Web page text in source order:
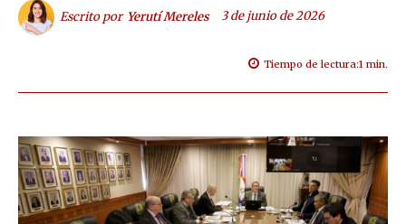
Escrito por Yerutí Mereles 3 de junio de 2026
Tiempo de lectura:1 min.